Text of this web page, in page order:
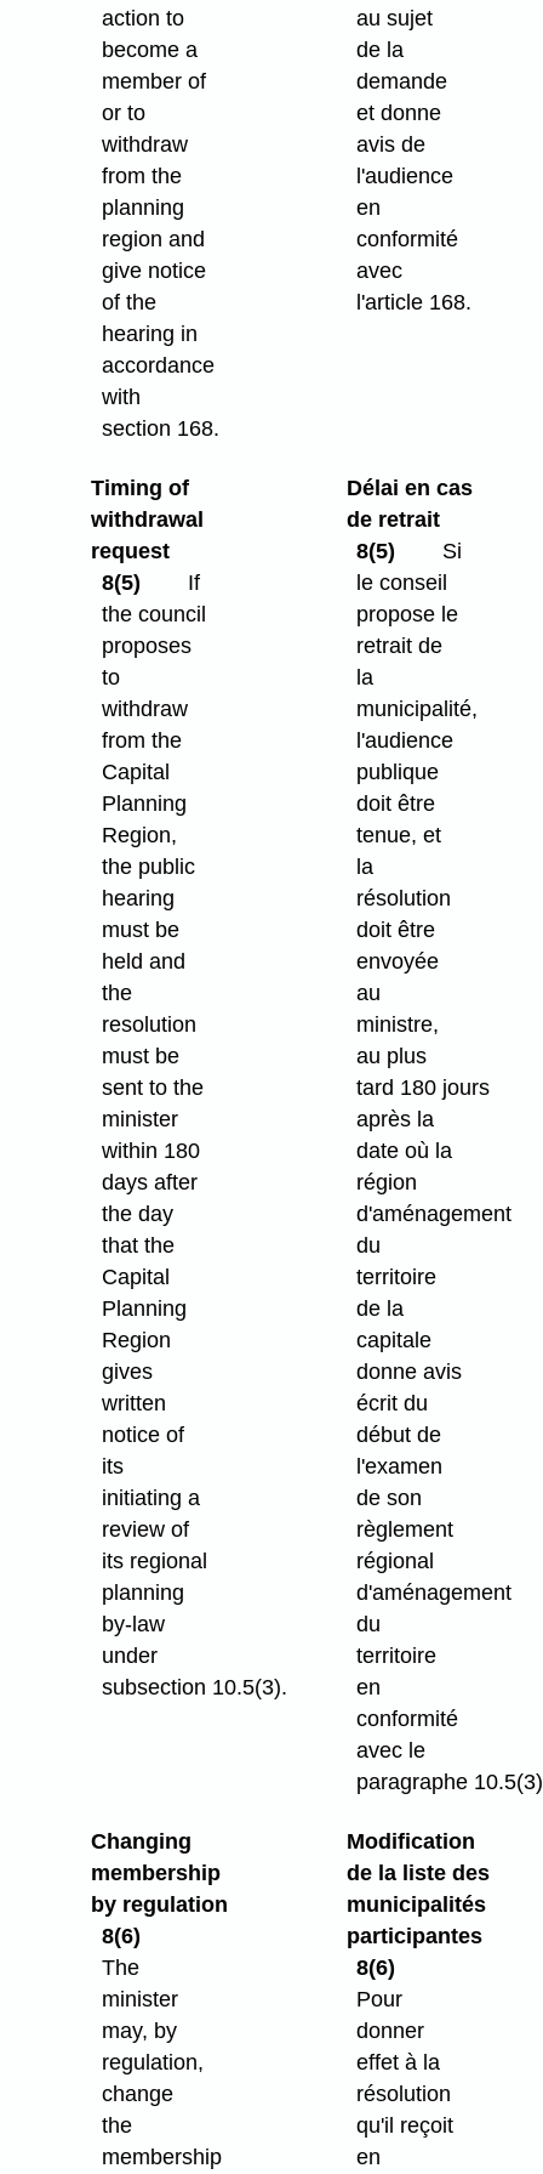
action to
become a
member of
or to
withdraw
from the
planning
region and
give notice
of the
hearing in
accordance
with
section 168.
au sujet
de la
demande
et donne
avis de
l'audience
en
conformité
avec
l'article 168.
Timing of
withdrawal
request
8(5)
If
the council
proposes
to
withdraw
from the
Capital
Planning
Region,
the public
hearing
must be
held and
the
resolution
must be
sent to the
minister
within 180
days after
the day
that the
Capital
Planning
Region
gives
written
notice of
its
initiating a
review of
its regional
planning
by-law
under
subsection 10.5(3).
Délai en cas
de retrait
8(5)
Si
le conseil
propose le
retrait de
la
municipalité,
l'audience
publique
doit être
tenue, et
la
résolution
doit être
envoyée
au
ministre,
au plus
tard 180 jours
après la
date où la
région
d'aménagement
du
territoire
de la
capitale
donne avis
écrit du
début de
l'examen
de son
règlement
régional
d'aménagement
du
territoire
en
conformité
avec le
paragraphe
Changing
membership
by regulation
8(6)
The
minister
may, by
regulation,
change
the
membership
Modification
de la liste des
municipalités
participantes
8(6)
Pour
donner
effet à la
résolution
qu'il reçoit
en